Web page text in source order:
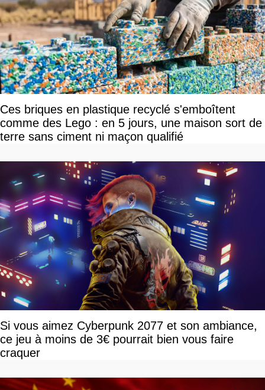
Ces briques en plastique recyclé s'emboîtent
comme des Lego : en 5 jours, une maison sort de
terre sans ciment ni maçon qualifié
Si vous aimez Cyberpunk 2077 et son ambiance,
ce jeu à moins de 3€ pourrait bien vous faire
craquer